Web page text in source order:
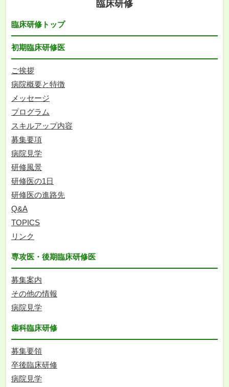
臨床研修
臨床研修トップ
初期臨床研修医
ご挨拶
病院概要と特徴
メッセージ
プログラム
スキルアップ内容
募集要項
病院見学
研修風景
研修医の1日
研修医の進路先
Q&A
TOPICS
リンク
専攻医・後期臨床研修医
募集案内
その他の情報
病院見学
歯科臨床研修
募集要領
卒後臨床研修
病院見学